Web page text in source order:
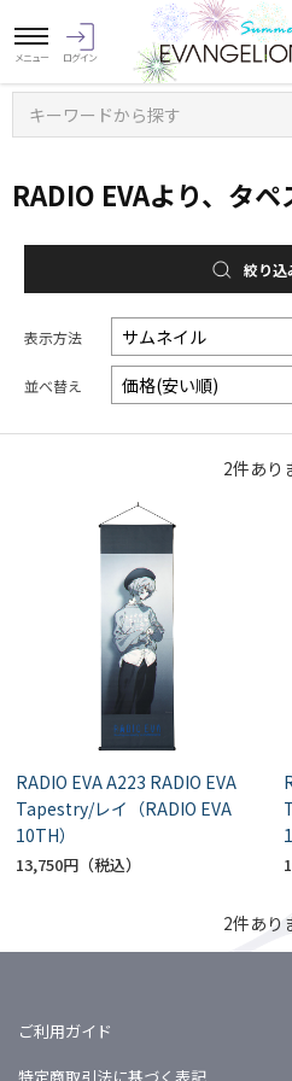
キーワードから探す
RADIO EVAより、タ
絞り込
表示方法
並べ替え
2件あり
RADIO EVA A223 RADIO EVA
Tapestry/レイ（RADIO EVA
10TH）
13,750円
2件あり
ご利用ガイド
特定商取引法に基づく表記